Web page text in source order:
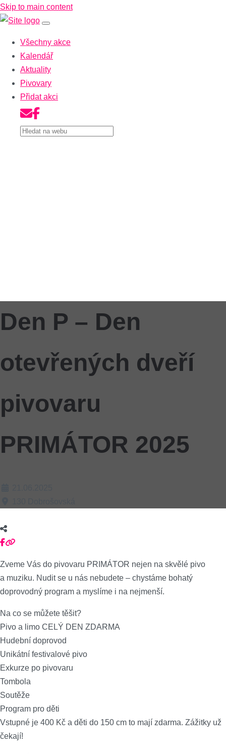
Skip to main content
Všechny akce
Kalendář
Aktuality
Pivovary
Přidat akci
Den P – Den
otevřených dveří
pivovaru
PRIMÁTOR 2025
Zveme Vás do pivovaru PRIMÁTOR nejen na skvělé pivo
a muziku. Nudit se u nás nebudete – chystáme bohatý
doprovodný program a myslíme i na nejmenší.
Na co se můžete těšit?
Pivo a limo CELÝ DEN ZDARMA
Hudební doprovod
Unikátní festivalové pivo
Exkurze po pivovaru
Tombola
Soutěže
Program pro děti
Vstupné je 400 Kč a děti do 150 cm to mají zdarma. Zážitky už
čekají!